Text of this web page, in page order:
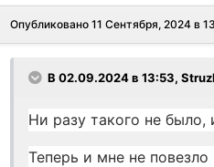
Опубликовано 11 Сентября, 2024 в
В 02.09.2024 в 13:53,
Ни разу такого не было,
Теперь и мне не повезло